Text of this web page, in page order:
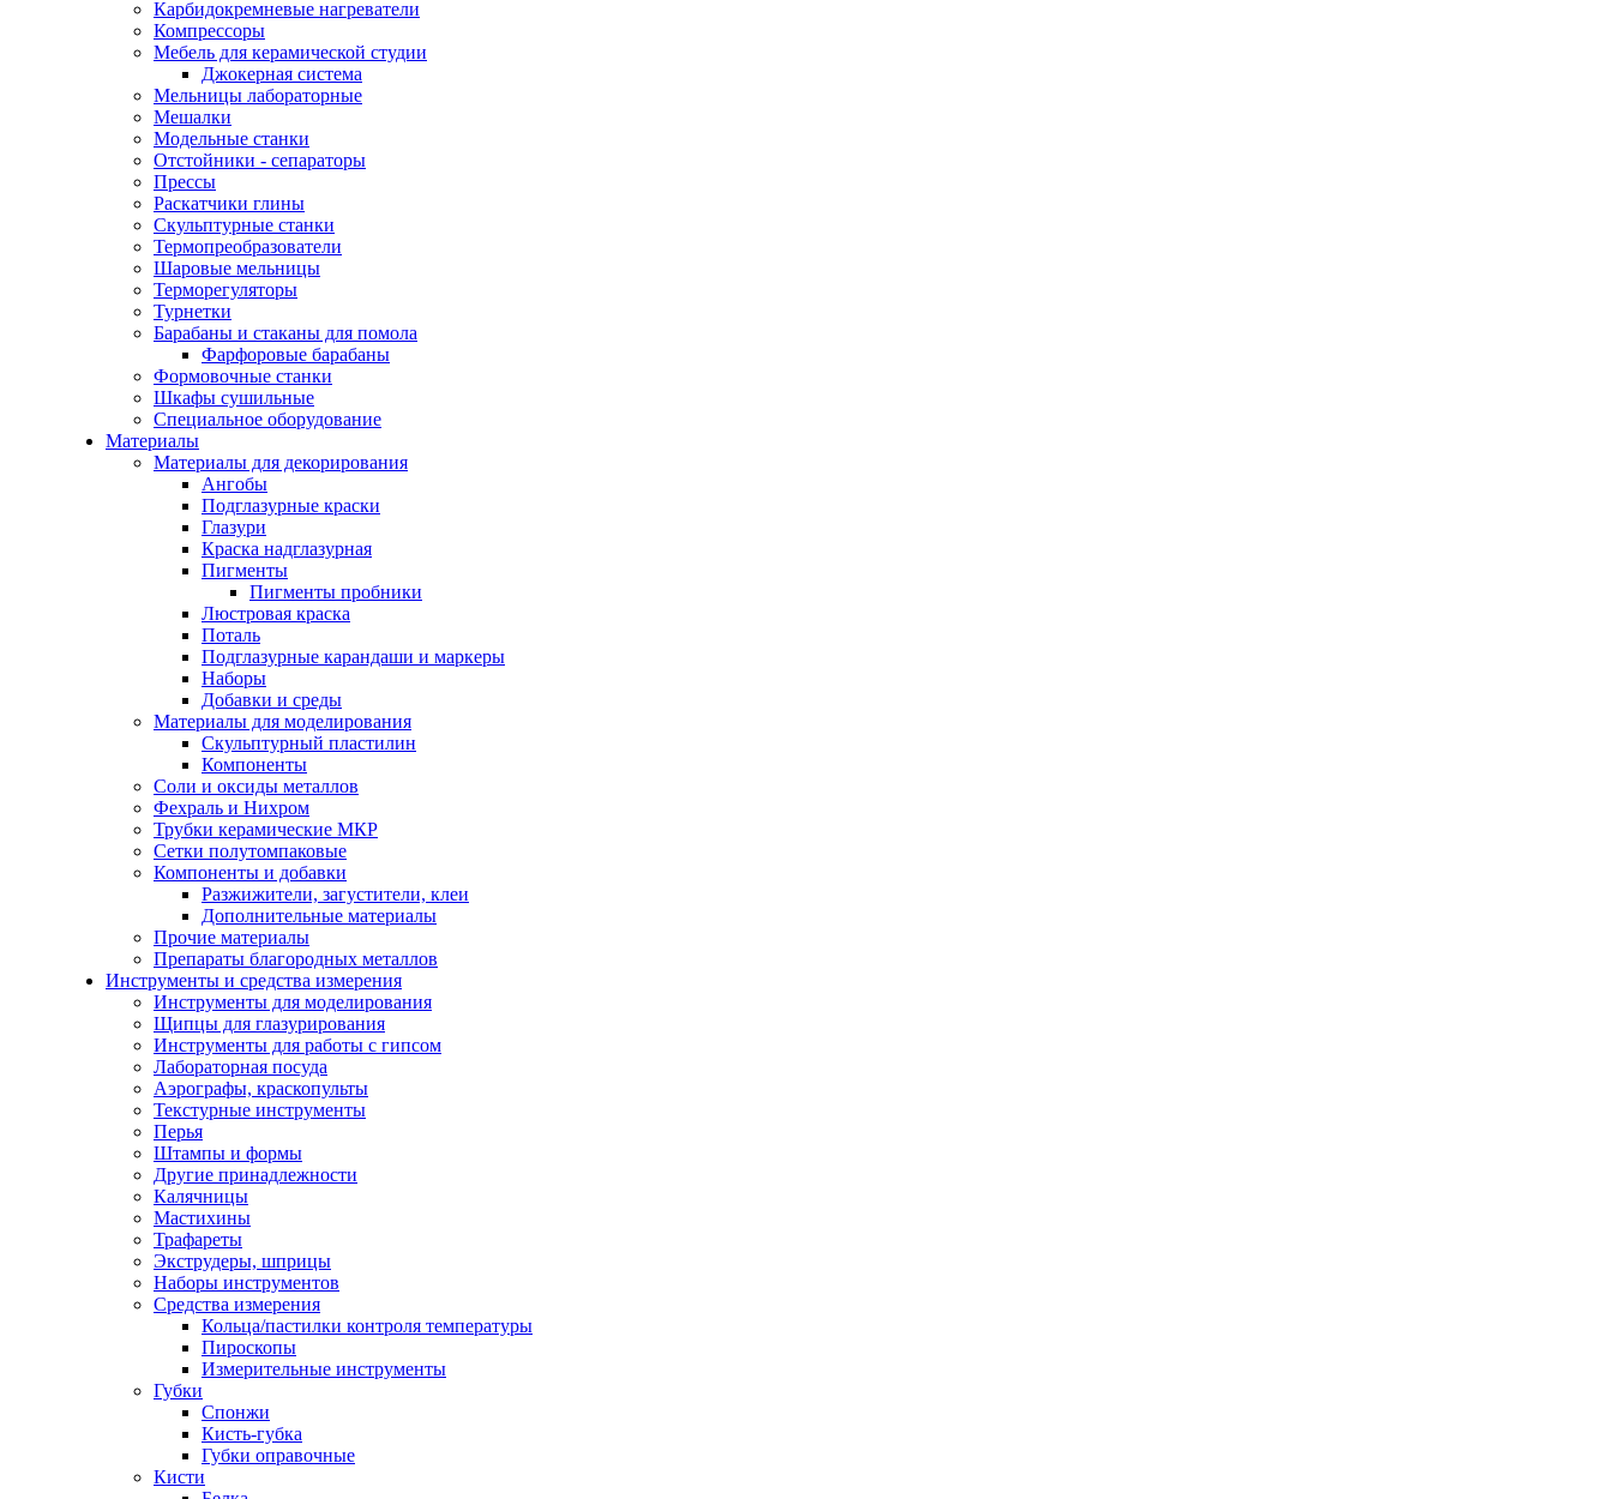
Карбидокремневые нагреватели
Компрессоры
Мебель для керамической студии
Джокерная система
Мельницы лабораторные
Мешалки
Модельные станки
Отстойники - сепараторы
Прессы
Раскатчики глины
Скульптурные станки
Термопреобразователи
Шаровые мельницы
Терморегуляторы
Турнетки
Барабаны и стаканы для помола
Фарфоровые барабаны
Формовочные станки
Шкафы сушильные
Специальное оборудование
Материалы
Материалы для декорирования
Ангобы
Подглазурные краски
Глазури
Краска надглазурная
Пигменты
Пигменты пробники
Люстровая краска
Поталь
Подглазурные карандаши и маркеры
Наборы
Добавки и среды
Материалы для моделирования
Скульптурный пластилин
Компоненты
Соли и оксиды металлов
Фехраль и Нихром
Трубки керамические МКР
Сетки полутомпаковые
Компоненты и добавки
Разжижители, загустители, клеи
Дополнительные материалы
Прочие материалы
Препараты благородных металлов
Инструменты и средства измерения
Инструменты для моделирования
Щипцы для глазурирования
Инструменты для работы с гипсом
Лабораторная посуда
Аэрографы, краскопульты
Текстурные инструменты
Перья
Штампы и формы
Другие принадлежности
Калячницы
Мастихины
Трафареты
Экструдеры, шприцы
Наборы инструментов
Средства измерения
Кольца/пастилки контроля температуры
Пироскопы
Измерительные инструменты
Губки
Спонжи
Кисть-губка
Губки оправочные
Кисти